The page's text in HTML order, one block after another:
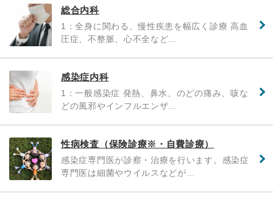
総合内科
1：全身に関わる、慢性疾患を幅広く診療 高血
圧症、不整脈、心不全など…
感染症内科
1：一般感染症 発熱、鼻水、のどの痛み、咳な
どの風邪やインフルエンザ…
性病検査（保険診療※・自費診療）
感染症専門医が診察・治療を行います。感染症
専門医は細菌やウイルスなどが…